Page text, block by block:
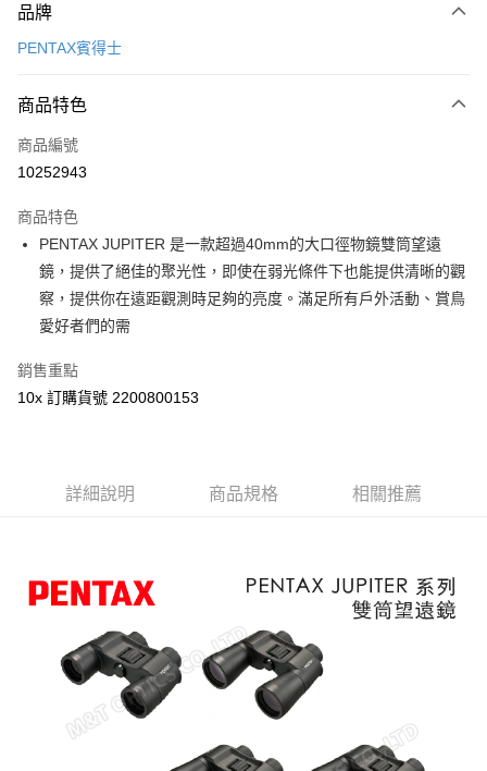
每筆NT$180，滿NT$2,000(含以上)免運費
品牌
PENTAX賓得士
商品特色
商品編號
10252943
商品特色
PENTAX JUPITER 是一款超過40mm的大口徑物鏡雙筒望遠
鏡，提供了絕佳的聚光性，即使在弱光條件下也能提供清晰的觀
察，提供你在遠距觀測時足夠的亮度。滿足所有戶外活動、賞鳥
愛好者們的需
銷售重點
10x 訂購貨號 2200800153
詳細說明 商品規格 相關推薦